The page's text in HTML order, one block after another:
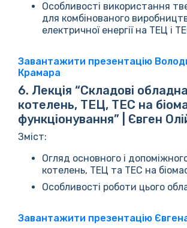
Особливості використання
для комбінованого
електричної енергії на ТЕЦ і
Завантажити презентацію
Крамара
6. Лекція “Складові
котелень, ТЕЦ, ТЕС на
функціонування” | Євген
Зміст:
Огляд основного і
котелень, ТЕЦ та ТЕС на
Особливості роботи цього
Завантажити презентацію